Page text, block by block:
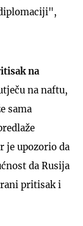
na
na naftu,
sama
je upozorio da
da Rusija
pritisak i